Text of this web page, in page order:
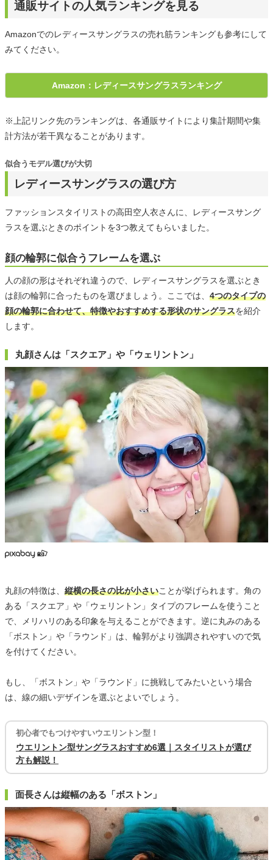
通販サイトの人気ランキングを見る
Amazonでのレディースサングラスの売れ筋ランキングも参考にして
みてください。
Amazon：レディースサングラスランキング
※上記リンク先のランキングは、各通販サイトにより集計期間や集
計方法が若干異なることがあります。
レディースサングラスの選び方
似合うモデル選びが大切
ファッションスタイリストの高田空人衣さんに、レディースサング
ラスを選ぶときのポイントを3つ教えてもらいました。
顔の輪郭に似合うフレームを選ぶ
人の顔の形はそれぞれ違うので、レディースサングラスを選ぶとき
は顔の輪郭に合ったものを選びましょう。ここでは、 4つのタイプの
顔の輪郭に合わせて、特徴やおすすめする形状のサングラスを紹介
します。
丸顔さんは「スクエア」や「ウェリントン」
丸顔の特徴は、 縦横の長さの比が小さいことが挙げられます。角の
ある「スクエア」や「ウェリントン」タイプのフレームを使うこと
で、メリハリのある印象を与えることができます。逆に丸みのある
「ボストン」や「ラウンド」は、輪郭がより強調されやすいので気
を付けてください。
もし、「ボストン」や「ラウンド」に挑戦してみたいという場合
は、線の細いデザインを選ぶとよいでしょう。
初心者でもつけやすいウエリントン型！
ウエリントン型サングラスおすすめ6選｜スタイリストが選び
方も解説！
面長さんは縦幅のある「ボストン」